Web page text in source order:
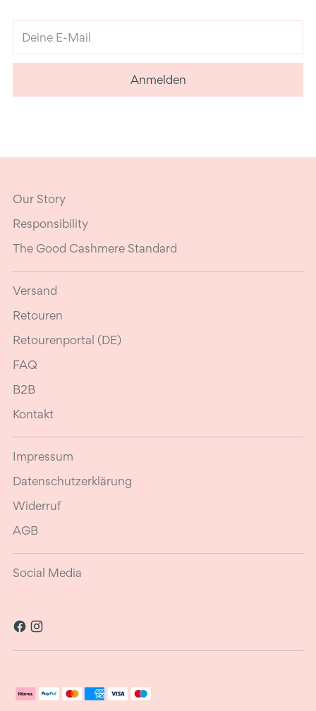
E-
Mail
Anmelden
Our Story
Responsibility
The Good Cashmere Standard
Versand
Retouren
Retourenportal (DE)
FAQ
B2B
Kontakt
Impressum
Datenschutzerklärung
Widerruf
AGB
Social Media